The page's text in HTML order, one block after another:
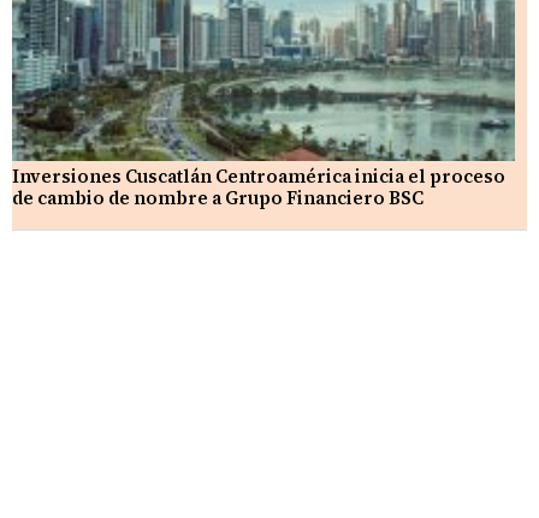
Inversiones Cuscatlán Centroamérica inicia el proceso
de cambio de nombre a Grupo Financiero BSC